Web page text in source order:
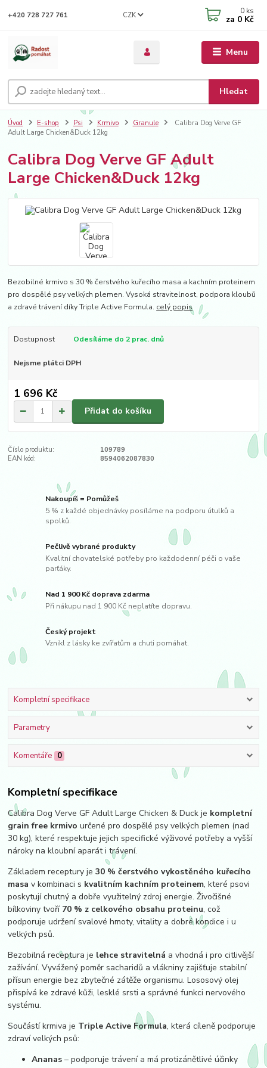
Menu
CZK
Hledat
+420 728 727 761 0 ks
za 0 Kč
Úvod E-shop Psi Krmivo Granule
Calibra Dog Verve GF
Adult Large Chicken&Duck 12kg
Calibra Dog Verve GF Adult
Large Chicken&Duck 12kg
Bezobilné krmivo s 30 % čerstvého kuřecího masa a kachním proteinem
pro dospělé psy velkých plemen. Vysoká stravitelnost, podpora kloubů
a zdravé trávení díky Triple Active Formula. celý popis
Dostupnost Odesíláme do 2 prac. dnů
Nejsme plátci DPH
1 696 Kč
Přidat do košíku
Číslo produktu:
109789
EAN kód:
8594062087830
Nakoupíš = Pomůžeš
5 % z každé objednávky posíláme na podporu útulků a
spolků.
Pečlivě vybrané produkty
Kvalitní chovatelské potřeby pro každodenní péči o vaše
parťáky.
Nad 1 900 Kč doprava zdarma
Při nákupu nad 1 900 Kč neplatíte dopravu.
Český projekt
Vznikl z lásky ke zvířatům a chuti pomáhat.
Kompletní specifikace
Parametry
Komentáře 0
Kompletní specifikace
Calibra Dog Verve GF Adult Large Chicken & Duck je kompletní
grain free krmivo určené pro dospělé psy velkých plemen (nad
30 kg), které respektuje jejich specifické výživové potřeby a vyšší
nároky na kloubní aparát i trávení.
Základem receptury je30 % čerstvého vykostěného kuřecího
masa v kombinaci s kvalitním kachním proteinem, které psovi
poskytují chutný a dobře využitelný zdroj energie. Živočišné
bílkoviny tvoří 70 % z celkového obsahu proteinu, což
podporuje udržení svalové hmoty, vitality a dobré kondice i u
velkých psů.
Bezobilná receptura je lehce stravitelná a vhodná i pro citlivější
zažívání. Vyvážený poměr sacharidů a vlákniny zajišťuje stabilní
přísun energie bez zbytečné zátěže organismu. Lososový olej
přispívá ke zdravé kůži, lesklé srsti a správné funkci nervového
systému.
Součástí krmiva je Triple Active Formula, která cíleně podporuje
zdraví velkých psů:
Ananas – podporuje trávení a má protizánětlivé účinky